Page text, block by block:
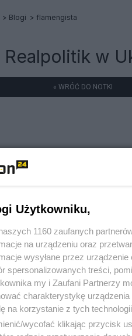
Blogi flamengista
Realpolitik w
« WRÓĆ DO NOTKI
Użytkowniku,
1160 zaufanych
na urządzeniu oraz
wysyłane przez
spersonalizowanych treści,
my i Zaufani Partnerzy
charakterystykę
na korzystanie z tych
wycofać klikając przycisk